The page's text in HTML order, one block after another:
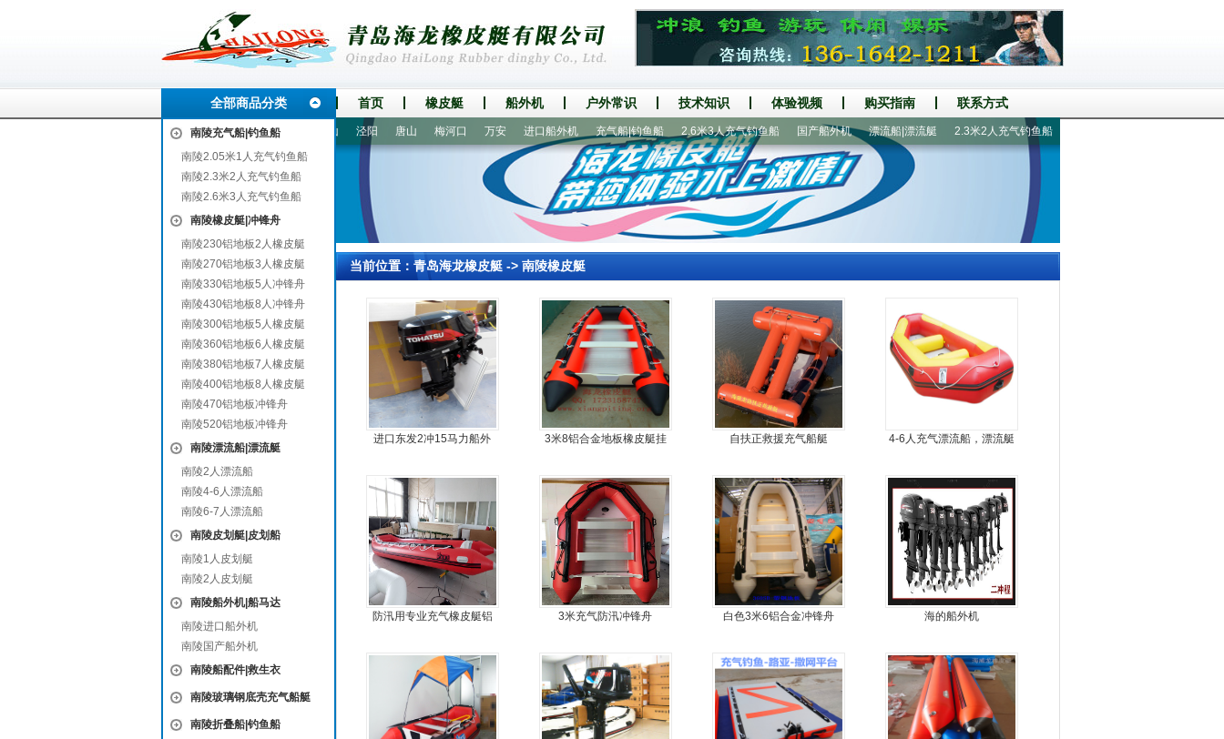
全部商品分类 首页 橡皮艇 船外机 户外常识 技术知识 体验视频 购买指南 联系方式
南陵充气船|钓鱼船
南陵2.05米1人充气钓鱼船
南陵2.3米2人充气钓鱼船
南陵2.6米3人充气钓鱼船
南陵橡皮艇|冲锋舟
南陵230铝地板2人橡皮艇
南陵270铝地板3人橡皮艇
南陵330铝地板5人冲锋舟
南陵430铝地板8人冲锋舟
南陵300铝地板5人橡皮艇
南陵360铝地板6人橡皮艇
南陵380铝地板7人橡皮艇
南陵400铝地板8人橡皮艇
南陵470铝地板冲锋舟
南陵520铝地板冲锋舟
南陵漂流船|漂流艇
南陵2人漂流船
南陵4-6人漂流船
南陵6-7人漂流船
南陵皮划艇|皮划船
南陵1人皮划艇
南陵2人皮划艇
南陵船外机|船马达
南陵进口船外机
南陵国产船外机
南陵船配件|救生衣
南陵玻璃钢底壳充气船艇
南陵折叠船|钓鱼船
石峰 永兴 武义 泾阳 唐山 梅河口 万安 进口船外机 充气船|钓鱼船 2.6米3人充气钓鱼船 国产船外机 漂流船|漂流艇 2.3米2人充气钓鱼船 400铝地板8人橡皮艇
当前位置： 青岛海龙橡皮艇-> 南陵橡皮艇
进口东发2冲15马力船外
3米8铝合金地板橡皮艇挂
自扶正救援充气船艇 4-6人充气漂流船，漂流艇
防汛用专业充气橡皮艇铝
3米充气防汛冲锋舟 白色3米6铝合金冲锋舟 海的船外机